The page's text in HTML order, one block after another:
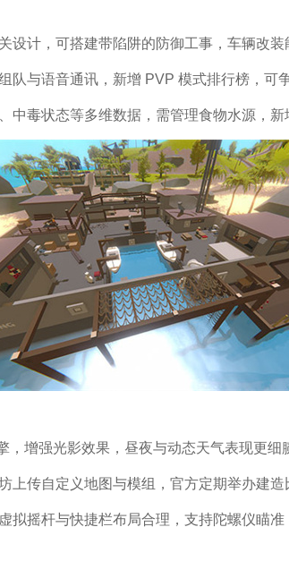
设计，可搭建带陷阱的防御工事，车辆改装
队与语音通讯，新增 PVP 模式排行榜，可
中毒状态等多维数据，需管理食物水源，新
，增强光影效果，昼夜与动态天气表现更细
上传自定义地图与模组，官方定期举办建造
拟摇杆与快捷栏布局合理，支持陀螺仪瞄准